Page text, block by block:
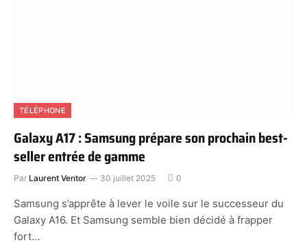
TÉLÉPHONE
Galaxy A17 : Samsung prépare son prochain best-
seller entrée de gamme
Par Laurent Ventor 30 juillet 2025 0
Samsung s’apprête à lever le voile sur le successeur du
Galaxy A16. Et Samsung semble bien décidé à frapper
fort…